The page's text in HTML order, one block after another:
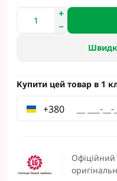
Офіційний
Купити цей товар в 1
+380